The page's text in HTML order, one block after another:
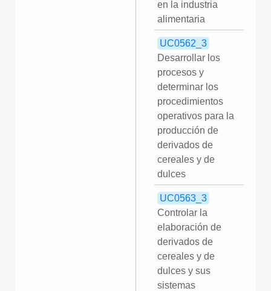
en la industria
alimentaria
UC0562_3
Desarrollar los
procesos y
determinar los
procedimientos
operativos para la
producción de
derivados de
cereales y de
dulces
UC0563_3
Controlar la
elaboración de
derivados de
cereales y de
dulces y sus
sistemas